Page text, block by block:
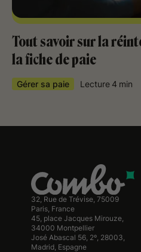
Tout savoir sur la
la fiche de paie
Gérer sa paie Lecture 4 min
32, Rue de Trévise, 75009
Paris, France
45, place Jacques Mirouze,
34000 Montpellier
José Abascal 56, 2º, 28003,
Madrid, Espagne